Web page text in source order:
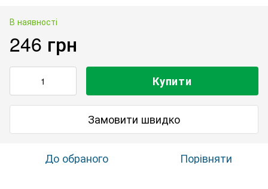
В наявності
246 грн
Купити
Замовити швидко
До обраного Порівняти